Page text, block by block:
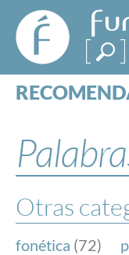
FundéuRAE
- Fundación
del Español
Urgente
ESPECIALES
NOTICIAS
SOBRE LA
Otras
fonética (72)